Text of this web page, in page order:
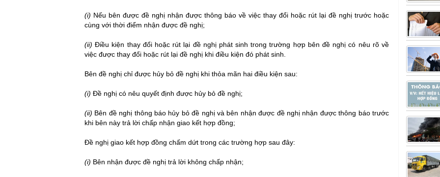
(i) Nếu bên được đề nghị nhận được thông báo về việc thay đổi hoặc rút lại đề nghị trước hoặc
cùng với thời điểm nhận được đề nghị;
(ii) Điều kiện thay đổi hoặc rút lại đề nghị phát sinh trong trường hợp bên đề nghị có nêu rõ về
việc được thay đổi hoặc rút lại đề nghị khi điều kiện đó phát sinh.
Bên đề nghị chỉ được hủy bỏ đề nghị khi thỏa mãn hai điều kiện sau:
(i) Đề nghị có nêu quyết định được hủy bỏ đề nghị;
(ii) Bên đề nghị thông báo hủy bỏ đề nghị và bên nhận được đề nghị nhận được thông báo trước
khi bên này trả lời chấp nhận giao kết hợp đồng;
Đề nghị giao kết hợp đồng chấm dứt trong các trường hợp sau đây:
(i) Bên nhận được đề nghị trả lời không chấp nhận;